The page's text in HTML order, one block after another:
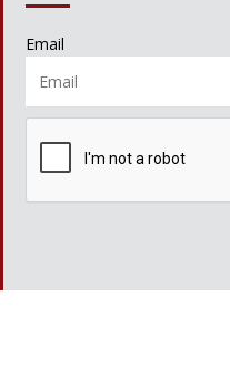
Email